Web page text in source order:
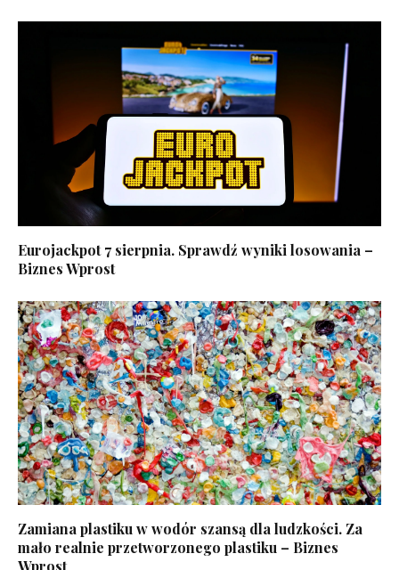
Eurojackpot 7 sierpnia. Sprawdź wyniki losowania –
Biznes Wprost
Zamiana plastiku w wodór szansą dla ludzkości. Za
mało realnie przetworzonego plastiku – Biznes
Wprost